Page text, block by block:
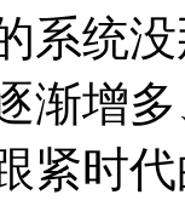
系统
渐增
紧时